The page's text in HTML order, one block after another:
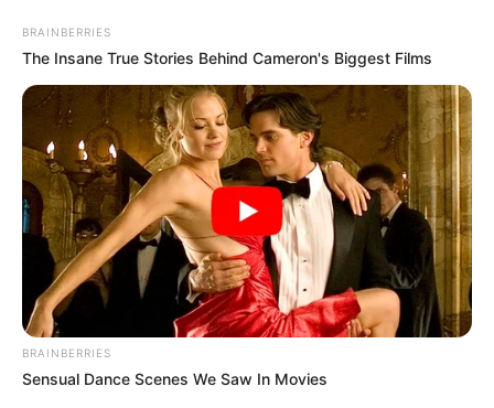
Plus belle la vie :
mauvaise nouvelle
pour TF1 … une
annonce
BRAINBERRIES
The Insane True Stories Behind Cameron's Biggest Films
BRAINBERRIES
Sensual Dance Scenes We Saw In Movies